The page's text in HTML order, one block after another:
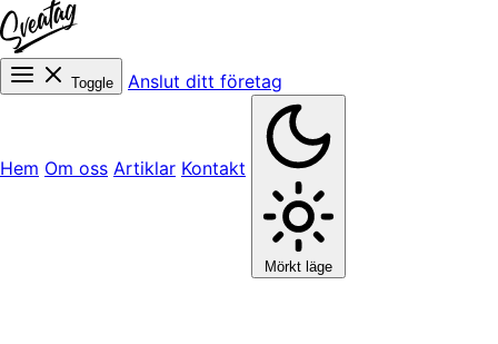
Toggle Anslut ditt företag
Hem Om oss Artiklar Kontakt
Mörkt läge